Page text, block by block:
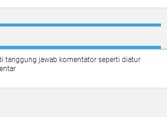
tanggung jawab komentator seperti diatur